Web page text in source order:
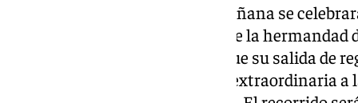
El sábado 21 a las 11:30 de la mañana se
del 125 aniversario con el coro de la hermandad
Alhaurín el Grande, mientras que su salida de
17:30 horas y visitará de forma extraordinaria